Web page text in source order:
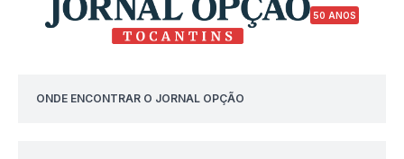
50 ANOS
ONDE ENCONTRAR O JORNAL OPÇÃO